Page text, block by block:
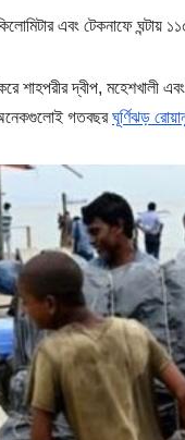
কিলোমিটার এবং টেকনাফে
শাহপরীর দ্বীপ, মহেশখালী
অনেকগুলোই গতবছরঘূর্ণিঝড়